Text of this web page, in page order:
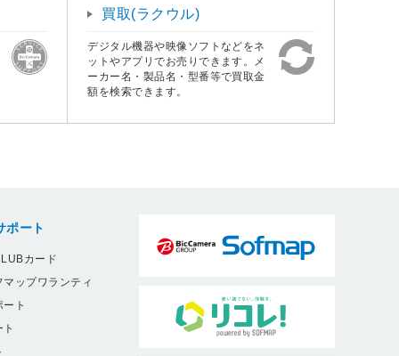
買取(ラクウル)
デジタル機器や映像ソフトなどをネ
ットやアプリでお売りできます。メ
ーカー名・製品名・型番等で買取金
額を検索できます。
ポート
カード
ップワランティ
ト